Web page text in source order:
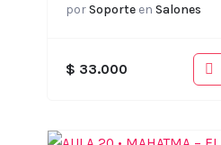
porSoporteen Salones
$ 33.000